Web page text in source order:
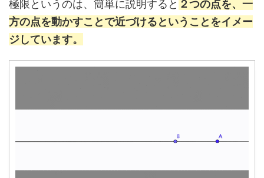
極限というのは、簡単に説明すると ２つの点を、一
方の点を動かすことで近づけるということをイメー
ジしています。